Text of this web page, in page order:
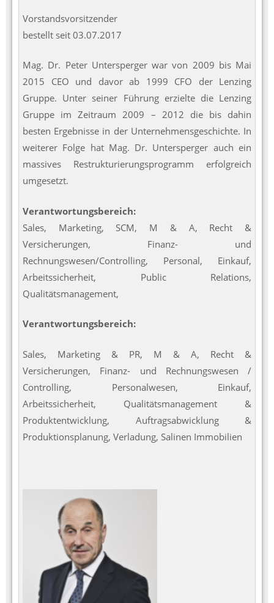
Vorstandsvorsitzender
bestellt seit 03.07.2017
Mag. Dr. Peter Untersperger war von 2009 bis Mai
2015 CEO und davor ab 1999 CFO der Lenzing
Gruppe. Unter seiner Führung erzielte die Lenzing
Gruppe im Zeitraum 2009 – 2012 die bis dahin
besten Ergebnisse in der Unternehmensgeschichte. In
weiterer Folge hat Mag. Dr. Untersperger auch ein
massives Restrukturierungsprogramm erfolgreich
umgesetzt.
Verantwortungsbereich:
Sales, Marketing, SCM, M & A, Recht &
Versicherungen, Finanz- und
Rechnungswesen/Controlling, Personal, Einkauf,
Arbeitssicherheit, Public Relations,
Qualitätsmanagement,
Verantwortungsbereich:
Sales, Marketing & PR, M & A, Recht &
Versicherungen, Finanz- und Rechnungswesen /
Controlling, Personalwesen, Einkauf,
Arbeitssicherheit, Qualitätsmanagement &
Produktentwicklung, Auftragsabwicklung &
Produktionsplanung, Verladung, Salinen Immobilien